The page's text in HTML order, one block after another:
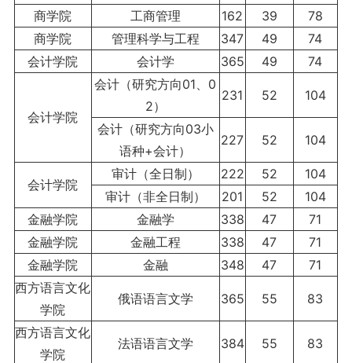
商学院
工商管理 162 39
78
商学院
管理科学与工程 347 49
74
会计学院
会计学 365 49 74
会计学院
会计（研究方向01、0
2）
231 52 104
会计（研究方向03小
语种+会计）
227 52 104
会计学院
审计（全日制） 222 52
104
审计（非全日制）
201 52
104
金融学院
金融学 338 47
71
金融学院
金融工程 338 47
71
金融学院
金融 348 47
71
西方语言文化
学院
俄语语言文学 365 55 83
西方语言文化
学院
法语语言文学 384 55 83